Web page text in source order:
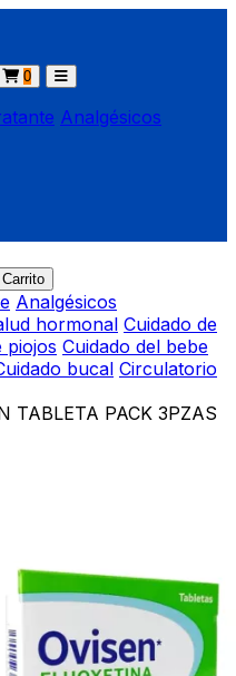
0
Analgésicos
Carrito
Analgésicos
hormonal Cuidado de
piojos Cuidado del bebe
bucal Circulatorio
TABLETA PACK 3PZAS